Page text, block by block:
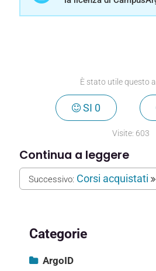
È stato utile questo
SI 0
Visite: 603
Continua a leggere
Successivo: Corsi acquistati
Categorie
ArgoID